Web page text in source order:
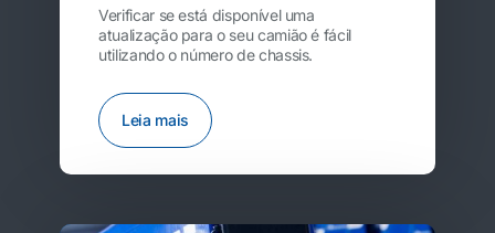
Verificar se está disponível uma
atualização para o seu camião é fácil
utilizando o número de chassis.
Leia mais